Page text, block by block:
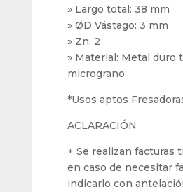
» Largo total: 38 mm
» ØD Vástago: 3 mm
» Zn: 2
» Material: Metal duro
micrograno
*Usos aptos
ACLARACIÓN
+ Se realizan facturas
en caso de necesitar
indicarlo con